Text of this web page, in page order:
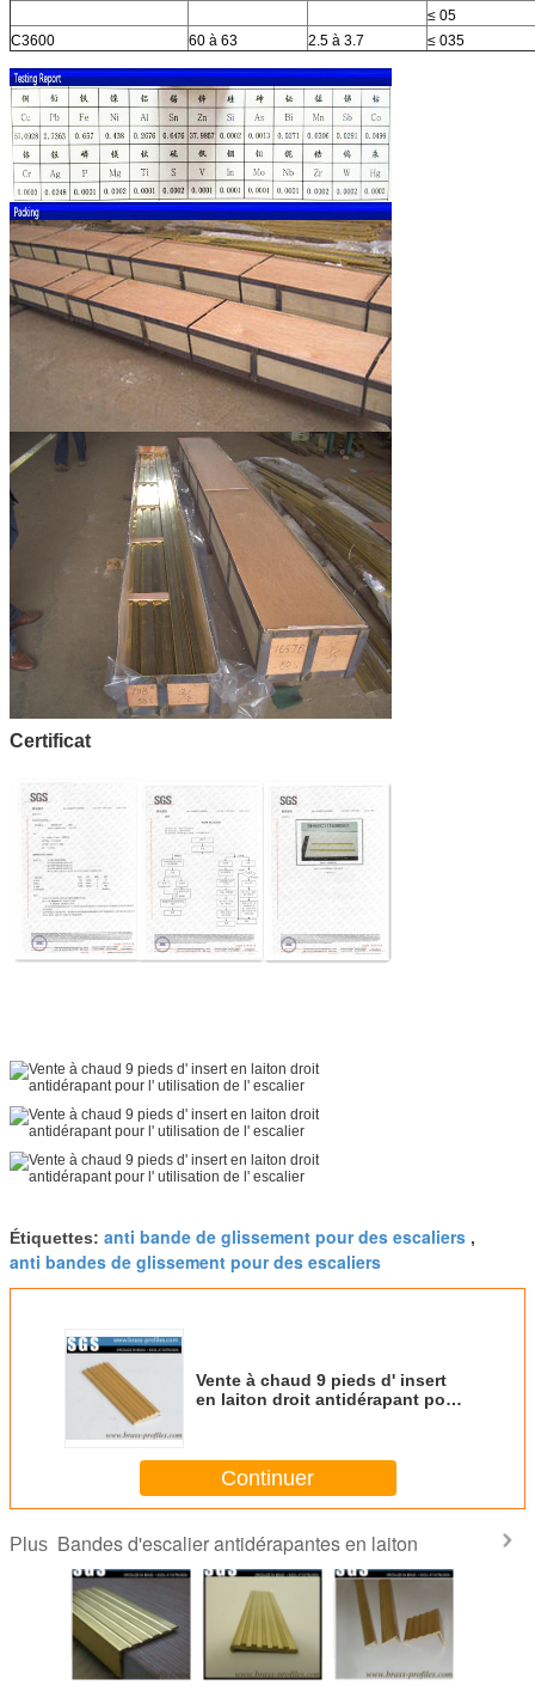
≤ 05
C3600
60 à 63 2.5 à 3.7 ≤ 035
Certificat
Étiquettes: anti bande de glissement pour des escaliers ,
anti bandes de glissement pour des escaliers
Vente à chaud 9 pieds d' insert
en laiton droit antidérapant pour
Continuer
Plus Bandes d'escalier antidérapantes en laiton
Sécurité Carreaux
Parties d'escaliers
Résistant au